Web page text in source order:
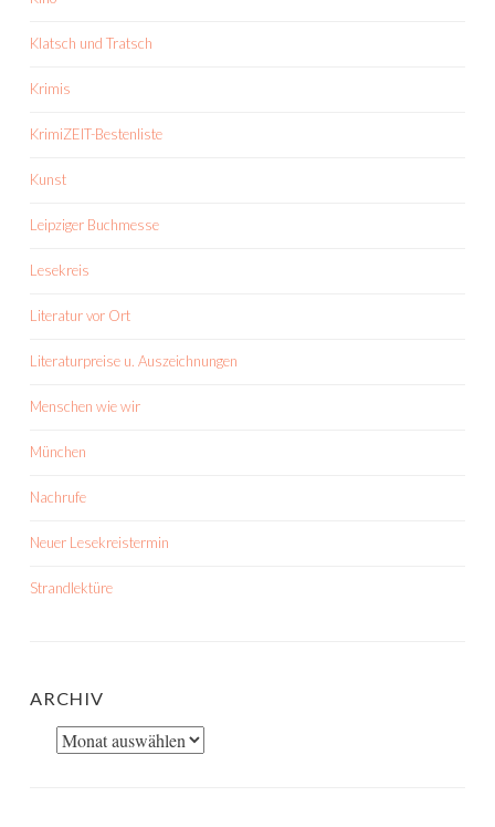
Klatsch und Tratsch
Krimis
KrimiZEIT-Bestenliste
Kunst
Leipziger Buchmesse
Lesekreis
Literatur vor Ort
Literaturpreise u. Auszeichnungen
Menschen wie wir
München
Nachrufe
Neuer Lesekreistermin
Strandlektüre
ARCHIV
Archiv